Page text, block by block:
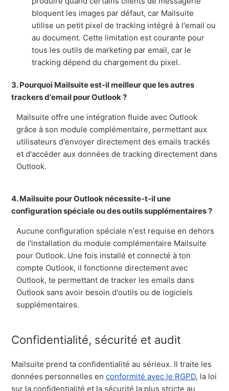
bloquent les images par défaut, car Mailsuite
utilise un petit pixel de tracking intégré à l'email ou
au document. Cette limitation est courante pour
tous les outils de marketing par email, car le
tracking dépend du chargement du pixel.
3. Pourquoi Mailsuite est-il meilleur que les autres
trackers d'email pour Outlook ?
Mailsuite offre une intégration fluide avec Outlook
grâce à son module complémentaire, permettant aux
utilisateurs d'envoyer directement des emails trackés
et d'accéder aux données de tracking directement dans
Outlook.
4. Mailsuite pour Outlook nécessite-t-il une
configuration spéciale ou des outils supplémentaires ?
Aucune configuration spéciale n'est requise en dehors
de l'installation du module complémentaire Mailsuite
pour Outlook. Une fois installé et connecté à ton
compte Outlook, il fonctionne directement avec
Outlook, te permettant de tracker les emails dans
Outlook sans avoir besoin d'outils ou de logiciels
supplémentaires.
Confidentialité, sécurité et audit
Mailsuite prend ta confidentialité au sérieux. Il traite les
données personnelles enconformité avec le RGPD, la loi
sur la confidentialité et la sécurité la plus stricte au